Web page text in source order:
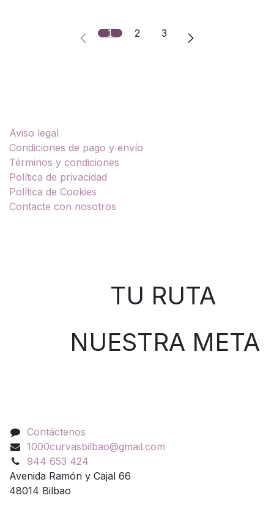
1 2 3
Aviso legal
Condiciones de pago y envío
Términos y condiciones
Política de privacidad
Política de Cookies
Contacte con nosotros
TU RUTA
NUESTRA META
Contáctenos
1000curvasbilbao@gmail.com
944 653 424
Avenida Ramón y Cajal 66
48014 Bilbao